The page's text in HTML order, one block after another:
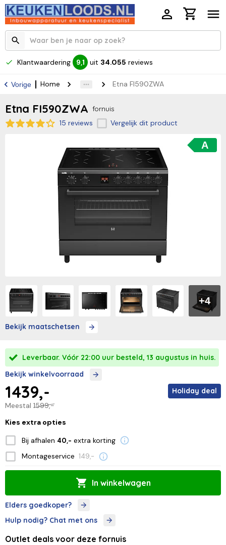
Klantwaardering 9,1 uit 34.055 reviews
Vorige Home Etna FI590ZWA
Etna FI590ZWA fornuis
15 reviews
Vergelijk dit product
+4
A
Bekijk maatschetsen
Leverbaar. Vóór 22:00 uur besteld, 13 augustus in huis.
Bekijk winkelvoorraad
Meestal 1599,-
1439,- Holiday deal
Kies extra opties
Bij afhalen 40,- extra korting
Montageservice 149,-
In winkelwagen
Elders goedkoper?
Hulp nodig? Chat met ons
Outlet deals voor deze fornuis